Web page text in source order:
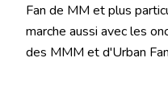
Fan de MM et plus
marche aussi avec les
des MMM et d'Urban